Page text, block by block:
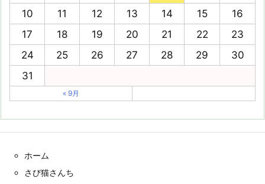
10
11 12 13 14 15
16
17
18 19 20 21 22
23
24
25 26 27 28 29
30
31
« 9月
ホーム
さび猫さんち